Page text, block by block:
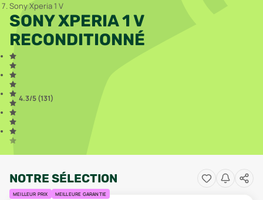
Sony Xperia 1 V
SONY XPERIA 1 V
RECONDITIONNÉ
4.3/5 (131)
NOTRE SÉLECTION
MEILLEUR PRIX MEILLEURE GARANTIE